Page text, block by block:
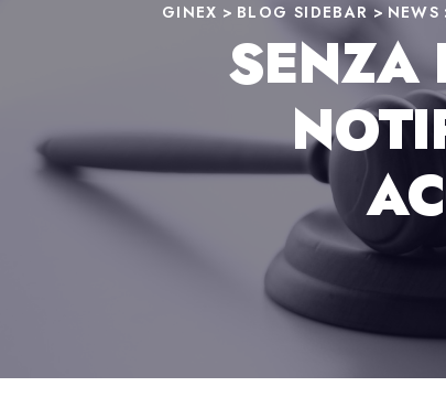
GINEX > BLOG SIDEBAR > NEWS
SENZA